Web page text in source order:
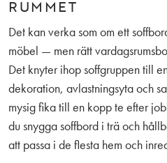
RUMMET
Det kan verka som om ett
möbel — men rätt
Det knyter ihop soffgruppen till
dekoration, avlastningsyta och
mysig fika till en kopp te efter
du snygga soffbord i trä och
att passa i de flesta hem och